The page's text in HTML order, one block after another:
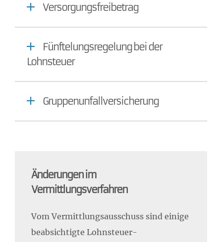
Versorgungsfreibetrag
Fünftelungsregelung bei der
Lohnsteuer
Gruppenunfallversicherung
Änderungen im
Vermittlungsverfahren
Vom Vermittlungsausschuss sind einige
beabsichtigte Lohnsteuer-